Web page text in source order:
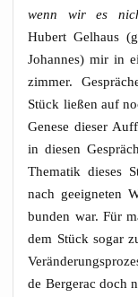
wenn wir es
Hubert Gel­haus
Johan­nes) mir in
zim­mer.
Stück lie­ßen auf
Gene­se die­ser
in die­sen
The­ma­tik die­ses
nach geeig­ne­ten
bun­den war. Für
dem Stück sogar
de Ber­ge­rac doch